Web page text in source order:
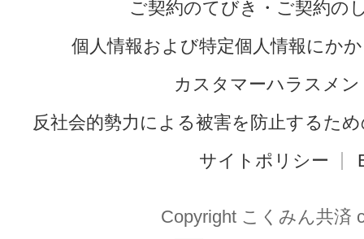
ご契約のてびき・ご契約の
個人情報および特定個人情報にか
カスタマーハラスメ
反社会的勢力による被害を防止するた
サイトポリシー
Copyright こくみん共済